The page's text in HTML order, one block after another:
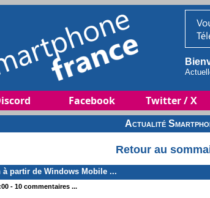
Facebook Twitter / X
Actualité
Retour au
partir de Windows Mobile ...
- 10 commentaires ...